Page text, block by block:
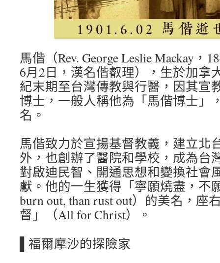
馬偕（Rev. George Leslie Mackay，
6月2日，漢名偕叡理），生於加拿
紀末期至台灣傳教與行醫，因其宣
博士，一般人稱他為「馬偕博士」
名。
馬偕致力於宣揚基督教義，建立北
外，也創辦了醫院和學校，成為台
對啟迪民智、開通思想和變換社會
獻。他的一生獲得「寧願燒盡，不
burn out, than rust out）的美名，座
督」（All for Christ）。
▌福爾摩沙的探險家